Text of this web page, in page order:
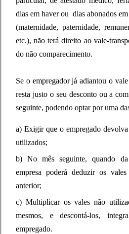
dias em haver ou dias abonados
(maternidade, paternidade,
etc.), não terá direito ao vale-
do não comparecimento.
Se o empregador já adiantou o
resta justo o seu desconto ou a
seguinte, podendo optar por uma
a) Exigir que o empregado
utilizados;
b) No mês seguinte, quando
empresa poderá deduzir os
anterior;
c) Multiplicar os vales não
mesmos, e descontá-los,
empregado.